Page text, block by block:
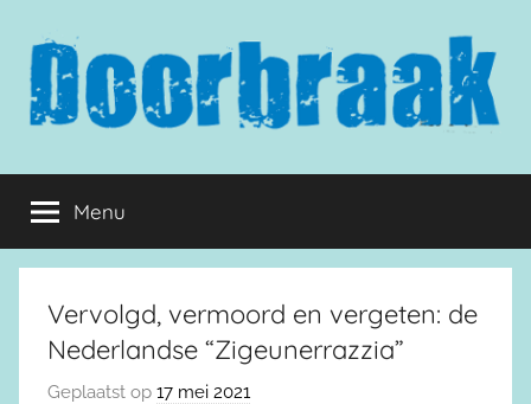
inhoud
springen
Doorbraak.eu
Menu
Vervolgd, vermoord en vergeten: de
Nederlandse “Zigeunerrazzia”
Geplaatst op 17 mei 2021